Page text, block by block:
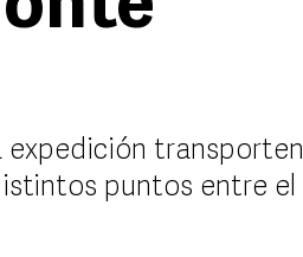
expedición transporten
puntos entre el